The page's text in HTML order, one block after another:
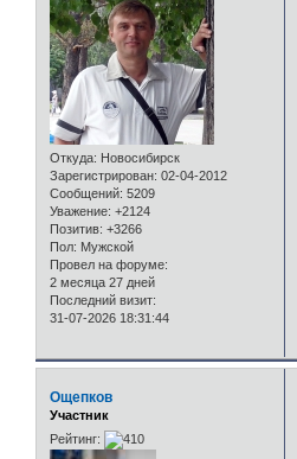
Откуда: Новосибирск
Зарегистрирован: 02-04-2012
Сообщений: 5209
Уважение: +2124
Позитив: +3266
Пол: Мужской
Провел на форуме:
2 месяца 27 дней
Последний визит:
31-07-2026 18:31:44
Ощепков
Участник
Рейтинг: